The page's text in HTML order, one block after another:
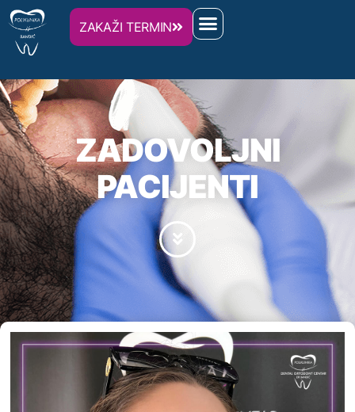
ZAKAŽI TERMIN
ZADOVOLJNI
PACIJENTI